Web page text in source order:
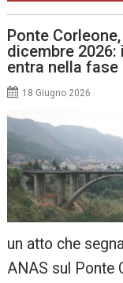
Ponte
dicembre 2026:
entra nella
18 Giugno 2026
un atto che
ANAS sul Ponte